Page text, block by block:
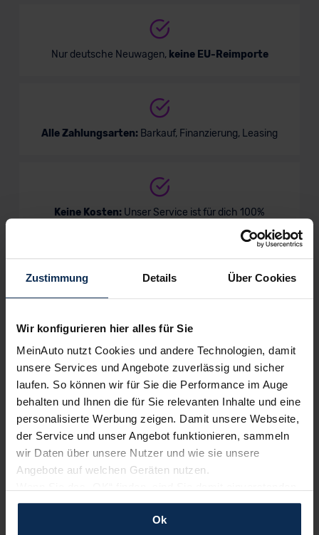
Zustimmung Details Über Cookies
Wir konfigurieren hier alles für Sie
MeinAuto nutzt Cookies und andere Technologien, damit
unsere Services und Angebote zuverlässig und sicher
laufen. So können wir für Sie die Performance im Auge
behalten und Ihnen die für Sie relevanten Inhalte und eine
personalisierte Werbung zeigen. Damit unsere Webseite,
der Service und unser Angebot funktionieren, sammeln
wir Daten über unsere Nutzer und wie sie unsere
Angebote auf welchen Geräten nutzen.
und erlauben uns Cookies für unseren Service zu
verwenden und diese Daten an Dritte weiterzugeben,
Ok
Nur deutsche Neuwagen, keine EU-Reimporte
Alle Zahlungsarten: Barkauf, Finanzierung, Leasing
Keine Kosten: Unser Service ist für dich 100%
Wir sind stolz auf eine hohe
MeinAuto.de hat langjährige Erfahrungen auf dem
Neuwagenmarkt in Deutschland. Unsere Kunden haben
dadurch ihr Wunschauto zum Top-Rabatt erhalten und
Sehen Sie sich unsere Bewertungen an: